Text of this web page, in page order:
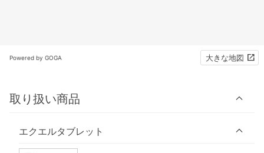
Powered by GOGA 大きな地図
取り扱い商品
エクエルタブレット